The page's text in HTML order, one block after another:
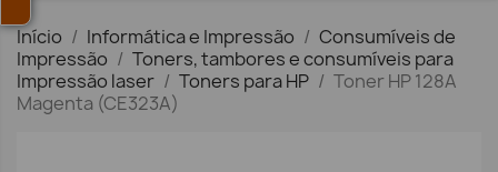
Início Informática e Impressão
Consumíveis de
Impressão
Toners, tambores e consumíveis para
Impressão laser
Toners para HP
Toner HP 128A
Magenta (CE323A)